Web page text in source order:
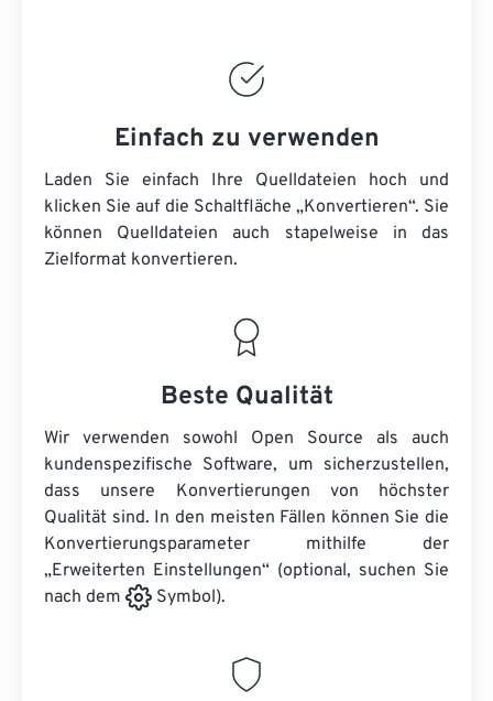
Einfach zu verwenden
Laden Sie einfach Ihre Quelldateien hoch und
klicken Sie auf die Schaltfläche „Konvertieren“. Sie
können Quelldateien auch stapelweise in das
Zielformat konvertieren.
Beste Qualität
Wir verwenden sowohl Open Source als auch
kundenspezifische Software, um sicherzustellen,
dass unsere Konvertierungen von höchster
Qualität sind. In den meisten Fällen können Sie die
Konvertierungsparameter mithilfe der
„Erweiterten Einstellungen“ (optional, suchen Sie
nach dem
Symbol).